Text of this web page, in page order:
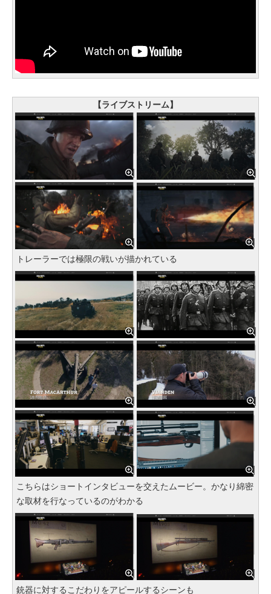
【ライブストリーム】
トレーラーでは極限の戦いが描かれている
こちらはショートインタビューを交えたムービー。かなり綿密
な取材を行なっているのがわかる
銃器に対するこだわりをアピールするシーンも